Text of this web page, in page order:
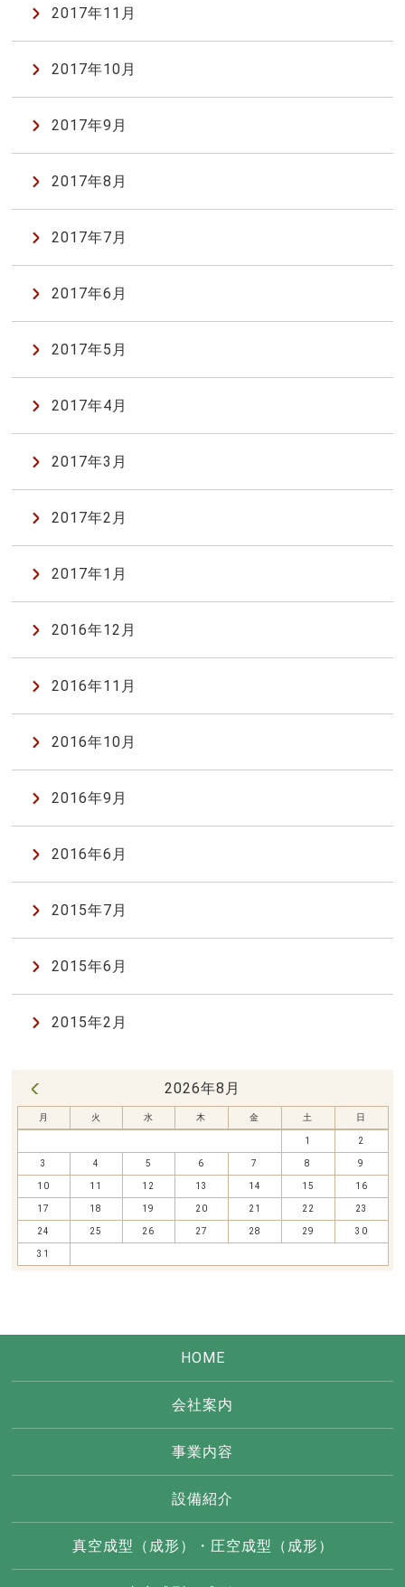
2017年11月
2017年10月
2017年9月
2017年8月
2017年7月
2017年6月
2017年5月
2017年4月
2017年3月
2017年2月
2017年1月
2016年12月
2016年11月
2016年10月
2016年9月
2016年6月
2015年7月
2015年6月
2015年2月
2026年8月
月 火 水 木 金 土 日
1 2
3 4 5 6 7 8 9
10 11 12 13 14 15 16
17 18 19 20 21 22 23
24 25 26 27 28 29 30
31
HOME
会社案内
事業内容
設備紹介
真空成型（成形）・圧空成型（成形）